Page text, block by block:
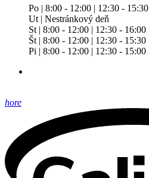
Po | 8:00 - 12:00 | 12:30 - 15:30
Ut | Nestránkový deň
St | 8:00 - 12:00 | 12:30 - 16:00
Št | 8:00 - 12:00 | 12:30 - 15:30
Pi | 8:00 - 12:00 | 12:30 - 15:00
hore